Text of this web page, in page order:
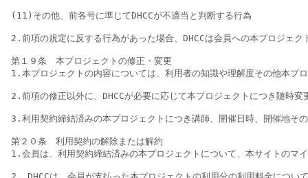
(11)その他、前各号に準じてDHCCが不適当と判断する行為
2.前項の規定に反する行為があった場合、DHCCは会員への本プロジェ
第１９条　本プロジェクトの修正・変更
1.本プロジェクトの内容については、利用者の知識や理解度その他本プ
2.前項の修正以外に、DHCCが必要に応じて本プロジェクトにつき随時
3.利用契約締結済みの本プロジェクトにつき講師、開催日時、開催地そ
第２０条　利用契約の解除または解約
1.会員は、利用契約締結済みの本プロジェクトについて、本サイトのマ